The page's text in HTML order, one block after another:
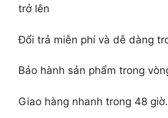
trở lên
Đổi trả miễn phí và dễ dàng
Bảo hành sản phẩm trong
Giao hàng nhanh trong 48 giờ.